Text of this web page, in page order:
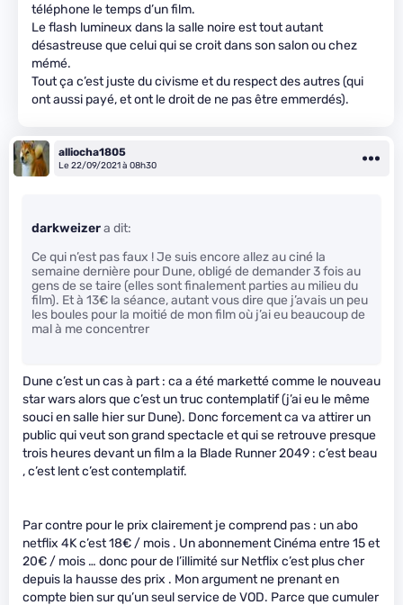
téléphone le temps d’un film.
Le flash lumineux dans la salle noire est tout autant
désastreuse que celui qui se croit dans son salon ou chez
mémé.
Tout ça c’est juste du civisme et du respect des autres (qui
ont aussi payé, et ont le droit de ne pas être emmerdés).
alliocha1805
Le 22/09/2021 à 08h30
darkweizera dit:
Ce qui n’est pas faux ! Je suis encore allez au ciné la
semaine dernière pour Dune, obligé de demander 3 fois au
gens de se taire (elles sont finalement parties au milieu du
film). Et à 13€ la séance, autant vous dire que j’avais un peu
les boules pour la moitié de mon film où j’ai eu beaucoup de
mal à me concentrer
Dune c’est un cas à part : ca a été marketté comme le nouveau
star wars alors que c’est un truc contemplatif (j’ai eu le même
souci en salle hier sur Dune). Donc forcement ca va attirer un
public qui veut son grand spectacle et qui se retrouve presque
trois heures devant un film a la Blade Runner 2049 : c’est beau
, c’est lent c’est contemplatif.
Par contre pour le prix clairement je comprend pas : un abo
netflix 4K c’est 18€ / mois . Un abonnement Cinéma entre 15 et
20€ / mois … donc pour de l’illimité sur Netflix c’est plus cher
depuis la hausse des prix . Mon argument ne prenant en
compte bien sur qu’un seul service de VOD. Parce que cumuler